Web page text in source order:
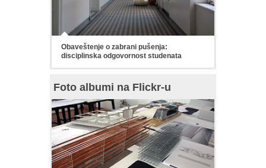
Obaveštenje o zabrani pušenja:
disciplinska odgovornost studenata
Foto albumi na Flickr-u